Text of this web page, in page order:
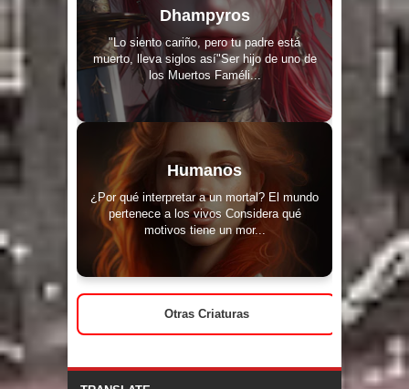
Dhampyros
"Lo siento cariño, pero tu padre está
muerto, lleva siglos así"Ser hijo de uno de
los Muertos Faméli...
Humanos
¿Por qué interpretar a un mortal? El mundo
pertenece a los vivos Considera qué
motivos tiene un mor...
Otras Criaturas